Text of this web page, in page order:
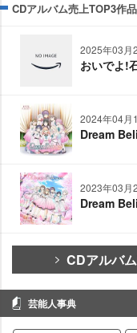
CDアルバム売上TOP3作品
2025年03月
おいでよ!
2024年04月
Dream
2023年03月
Dream
CDアルバ
芸能人事典